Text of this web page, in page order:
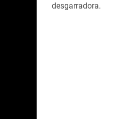
desgarradora.